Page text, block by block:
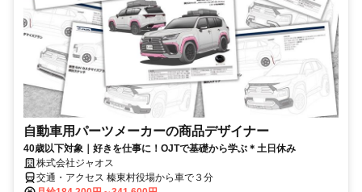
自動車用パーツメーカーの商品デザイナー
40歳以下対象｜好きを仕事に！OJTで基礎から学ぶ＊土日休み
株式会社ジャオス
交通・アクセス 榛東村役場から車で３分